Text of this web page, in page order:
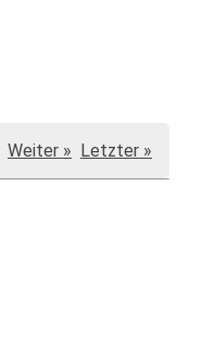
Weiter » Letzter »